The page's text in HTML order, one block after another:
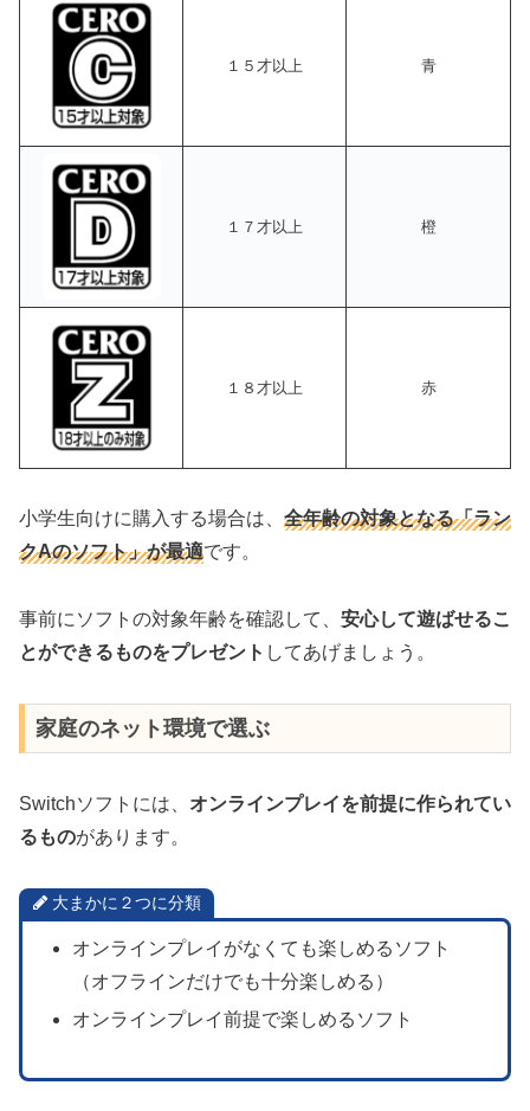
１５才以上 青
１７才以上 橙
１８才以上 赤
小学生向けに購入する場合は、 全年齢の対象となる「ラン
クAのソフト」が最適です。
事前にソフトの対象年齢を確認して、 安心して遊ばせるこ
とができるものをプレゼント してあげましょう。
家庭のネット環境で選ぶ
Switchソフトには、 オンラインプレイを前提に作られてい
るものがあります。
大まかに２つに分類
オンラインプレイがなくても楽しめるソフト
（オフラインだけでも十分楽しめる）
オンラインプレイ前提で楽しめるソフト